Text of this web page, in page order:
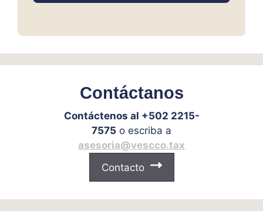
Contáctanos
Contáctenos al +502 2215-
7575 o escriba a
asesoria@vescco.tax
Contacto